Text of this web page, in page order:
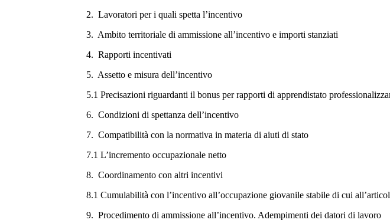
2. Lavoratori per i quali spetta l’incentivo
3. Ambito territoriale di ammissione all’incentivo e importi stanziati
4. Rapporti incentivati
5. Assetto e misura dell’incentivo
5.1 Precisazioni riguardanti il bonus per rapporti di apprendistato
6. Condizioni di spettanza dell’incentivo
7. Compatibilità con la normativa in materia di aiuti di stato
7.1 L’incremento occupazionale netto
8. Coordinamento con altri incentivi
8.1 Cumulabilità con l’incentivo all’occupazione giovanile stabile di cui
9. Procedimento di ammissione all’incentivo. Adempimenti dei datori di lavoro